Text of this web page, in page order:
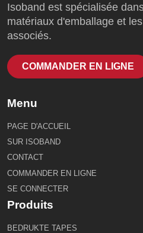
Isoband est spécialisée
matériaux d'emballage et
associés.
COMMANDER EN LIGNE
Menu
PAGE D'ACCUEIL
SUR ISOBAND
CONTACT
COMMANDER EN LIGNE
SE CONNECTER
Produits
BEDRUKTE TAPES